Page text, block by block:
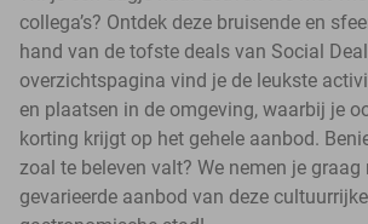
collega’s? Ontdek deze bruisende en
hand van de tofste deals van Social
overzichtspagina vind je de leukste
en plaatsen in de omgeving, waarbij je
korting krijgt op het gehele aanbod.
zoal te beleven valt? We nemen je graag
gevarieerde aanbod van deze